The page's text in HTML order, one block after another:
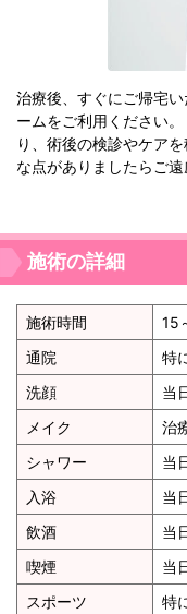
治療後、すぐにご帰宅
ームをご利用ください
り、術後の検診やケア
な点がありましたらご遠
施術の詳細
施術時間
15
通院
特
洗顔
当
メイク
治
シャワー
当
入浴
当
飲酒
当
喫煙
当
スポーツ
特